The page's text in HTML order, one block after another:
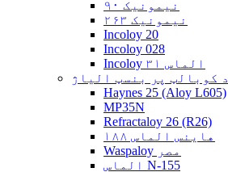
نیمونیک ۹۰
نیمونیک ۲۶۳
Incoloy 20
Incoloy 028
Incoloy الماس ۳۱
د کوبالټ پر بنسټ الیاژ
Haynes 25 (Aloy L605)
MP35N
Refractaloy 26 (R26)
هاینس الماس ۱۸۸
Waspaloy مصر
الماس N-155